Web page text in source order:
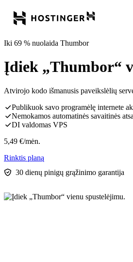
Iki 69 % nuolaida Thumbor
Įdiek „Thumbor“
Atvirojo kodo išmanusis paveikslėlių
Publikuok savo programėlę internete
Nemokamos automatinės savaitinės
DI valdomas VPS
5,49 €/mėn.
Rinktis planą
30 dienų pinigų grąžinimo garantija